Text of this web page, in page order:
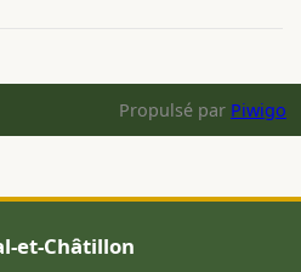
Propulsé par Piwigo
et-Châtillon